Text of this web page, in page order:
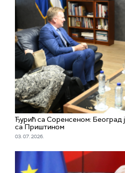
Ђурић са Соренсеном: Београд
са Приштином
03. 07. 2026.